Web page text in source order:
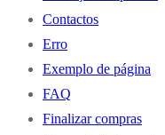
Contactos
Erro
Exemplo de página
FAQ
Finalizar compras